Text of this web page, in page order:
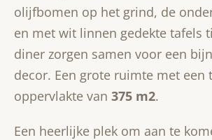
olijfbomen op het grind, de
en met wit linnen gedekte tafels
diner zorgen samen voor een
decor. Een grote ruimte met een
oppervlakte van 375 m2.
Een heerlijke plek om aan te